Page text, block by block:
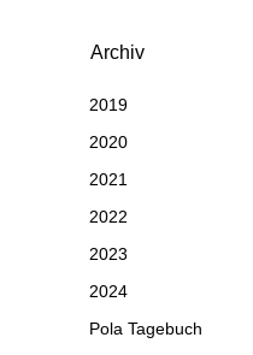
Archiv
2019
2020
2021
2022
2023
2024
Pola Tagebuch